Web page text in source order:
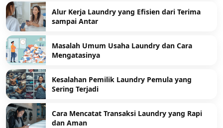
Alur Kerja Laundry yang Efisien dari Terima
sampai Antar
Masalah Umum Usaha Laundry dan Cara
Mengatasinya
Kesalahan Pemilik Laundry Pemula yang
Sering Terjadi
Cara Mencatat Transaksi Laundry yang Rapi
dan Aman